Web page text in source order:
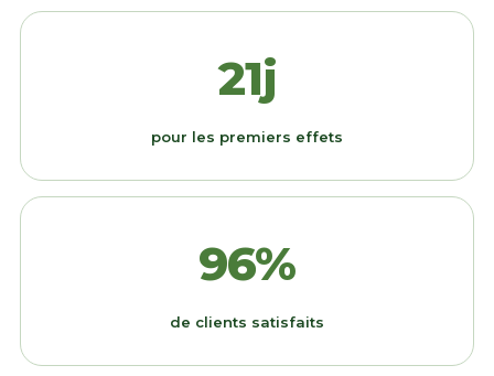
21j
pour les premiers effets
96%
de clients satisfaits